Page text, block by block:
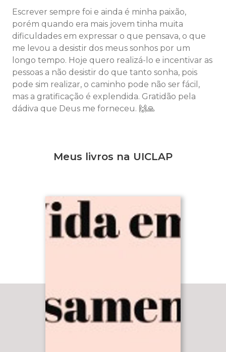
Escrever sempre foi e ainda é minha paixão,
porém quando era mais jovem tinha muita
dificuldades em expressar o que pensava, o que
me levou a desistir dos meus sonhos por um
longo tempo. Hoje quero realizá-lo e incentivar as
pessoas a não desistir do que tanto sonha, pois
pode sim realizar, o caminho pode não ser fácil,
mas a gratificação é explendida. Gratidão pela
dádiva que Deus me forneceu. 🙌🙏
Meus livros na UICLAP